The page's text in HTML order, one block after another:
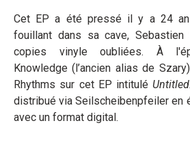
Cet EP a été pressé il y a 24
fouillant dans sa cave,
copies vinyle oubliées. À
Knowledge (l’ancien alias de
Rhythms sur cet EP intitulé Untitled.
distribué via Seilscheibenpfeiler en
avec un format digital.